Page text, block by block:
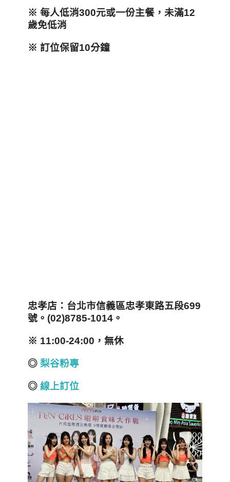
※ 每人低消300元或一份主餐 ， 未滿12
歲免低消
※ 訂位保留10分鐘
忠孝店 ： 台北市信義區忠孝東路五段699
號 。(02)8785-1014 。
※ 11:00-24:00，無休
◎ 梨谷粉專
◎ 線上訂位